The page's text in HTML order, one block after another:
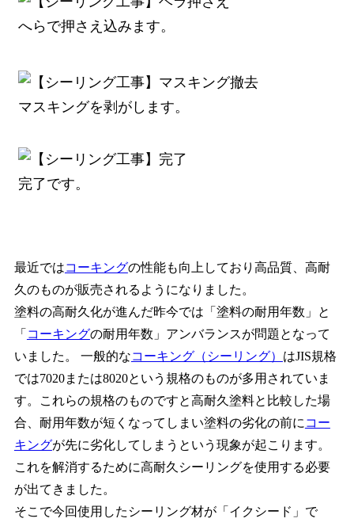
へらで押さえ込みます。
マスキングを剥がします。
完了です。
最近ではコーキングの性能も向上しており高品質、高耐
久のものが販売されるようになりました。
塗料の高耐久化が進んだ昨今では「塗料の耐用年数」と
「 コーキングの耐用年数」アンバランスが問題となって
いました。 一般的なコーキング（シーリング） はJIS規格
では7020または8020という規格のものが多用されていま
す。これらの規格のものですと高耐久塗料と比較した場
合、耐用年数が短くなってしまい塗料の劣化の前に コー
キングが先に劣化してしまうという現象が起こります。
これを解消するために高耐久シーリングを使用する必要
が出てきました。
そこで今回使用したシーリング材が「イクシード」で